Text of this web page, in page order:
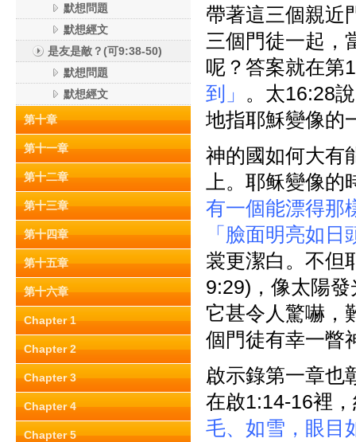
默想問題
默想經文
是友是敵？(可9:38-50)
默想問題
默想經文
第十章
第十一章
第十二章
第十三章
第十四章
第十五章
第十六章
Chapter 1
Chapter 2
Chapter 3
Chapter 4
Chapter 5
帶著這三個親近
三個門徒一起，
呢？答案就在
到」 。太16:28
地指耶穌變像的
神的國如何大有
上。耶稣變像的
有一個能漂得那
「臉面明亮如
裳更潔白。不但
9:29)，像太陽
它甚令人驚嚇，
個門徒有幸一瞥
啟示錄第一章也
在啟1:14-16裡
毛、如雪，眼目